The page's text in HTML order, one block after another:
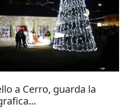
a Cerro, guarda la